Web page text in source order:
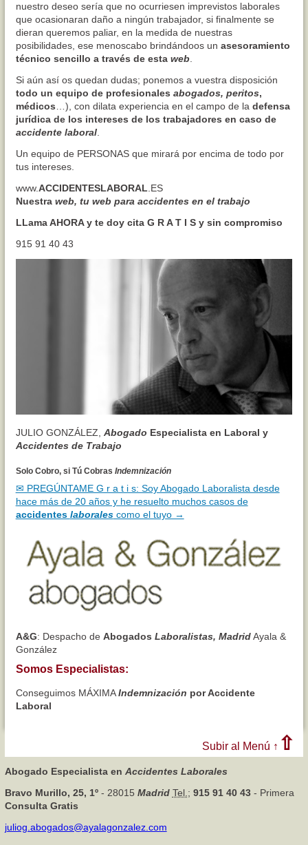
nuestro deseo sería que no ocurriesen imprevistos laborales
que ocasionaran daño a ningún trabajador, si finalmente se
dieran queremos paliar, en la medida de nuestras
posibilidades, ese menoscabo brindándoos un asesoramiento
técnico sencillo a través de esta web.
Si aún así os quedan dudas; ponemos a vuestra disposición
todo un equipo de profesionales abogados, peritos,
médicos …), con dilata experiencia en el campo de la defensa
jurídica de los intereses de los trabajadores en caso de
accidente laboral.
Un equipo de PERSONAS que mirará por encima de todo por
tus intereses.
www.ACCIDENTESLABORAL .ES
Nuestra web, tu web para accidentes en el trabajo
LLama AHORA y te doy cita G R A T I S y sin compromiso
915 91 40 43
JULIO GONZÁLEZ, Abogado Especialista en Laboral y
Accidentes de Trabajo
Solo Cobro, si Tú Cobras Indemnización
✉ PREGÚNTAME G r a t i s: Soy Abogado Laboralista desde
hace más de 20 años y he resuelto muchos casos de
accidentes laboralescomo el tuyo →
A&G: Despacho de Abogados Laboralistas, MadridAyala &
González
Somos Especialistas:
Conseguimos MÁXIMAIndemnización por Accidente
Laboral
Subir al Menú ↑
Abogado Especialista en Accidentes Laborales
Bravo Murillo, 25, 1º- 28015 Madrid Tel. ; 915 91 40 43- Primera
Consulta Gratis
juliog.abogados@ayalagonzalez.com